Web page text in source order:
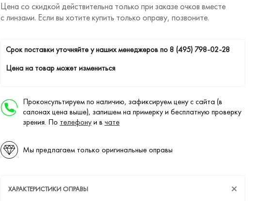
Цена со скидкой действительна только при заказе очков вместе
с линзами. Если вы хотите купить только оправу, позвоните.
Cрок поставки уточняйте у наших менеджеров по8 (495) 798-02-28
Цена на товар может измениться
Проконсультируем по наличию, зафиксируем цену с сайта (в
салонах цена выше), запишем на примерку и бесплатную проверку
зрения. По телефонуи в чате
Мы предлагаем только оригинальные оправы
ХАРАКТЕРИСТИКИ ОПРАВЫ